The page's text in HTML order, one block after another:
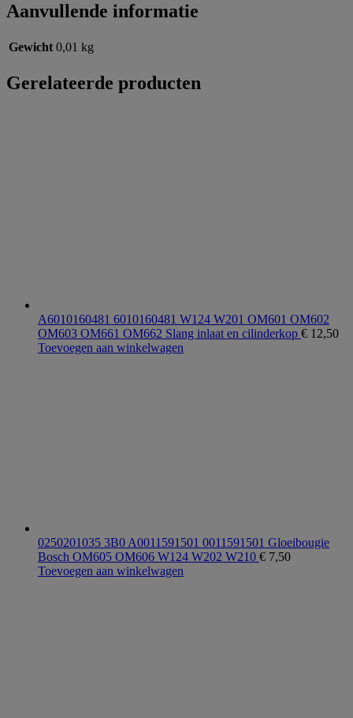
Aanvullende informatie
Gewicht 0,01 kg
Gerelateerde producten
A6010160481 6010160481 W124 W201 OM601 OM602
OM603 OM661 OM662 Slang inlaat en cilinderkop € 12,50
Toevoegen aan winkelwagen
0250201035 3B0 A0011591501 0011591501 Gloeibougie
Bosch OM605 OM606 W124 W202 W210 € 7,50
Toevoegen aan winkelwagen